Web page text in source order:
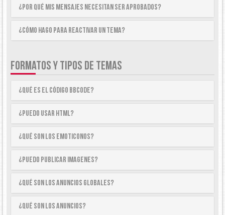
¿Por qué mis mensajes necesitan ser aprobados?
¿Cómo hago para reactivar un tema?
FORMATOS Y TIPOS DE TEMAS
¿Qué es el código BBCode?
¿Puedo usar HTML?
¿Qué son los emoticonos?
¿Puedo publicar imagenes?
¿Qué son los anuncios globales?
¿Qué son los anuncios?